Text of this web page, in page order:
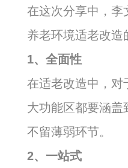
在这次分享中，李
养老环境适老改造
1、全面性
在适老改造中，对
大功能区都要涵盖
不留薄弱环节。
2、一站式